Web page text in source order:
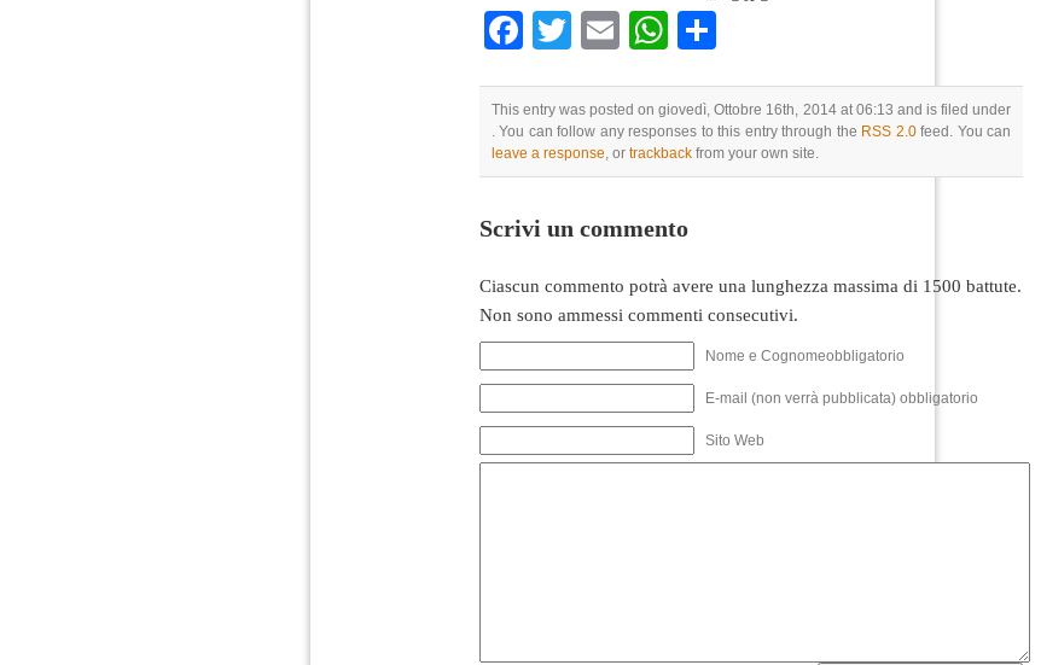
Facebook
TwitterEmailWhatsApp
This entry was posted on giovedì, Ottobre 16th, 2014 at 06:13 and is filed under
. You can follow any responses to this entry through the RSS 2.0feed. You can
leave a response, or trackback from your own site.
Scrivi un commento
Ciascun commento potrà avere una lunghezza massima di 1500 battute.
Non sono ammessi commenti consecutivi.
Nome e Cognomeobbligatorio
E-mail (non verrà pubblicata) obbligatorio
Sito Web